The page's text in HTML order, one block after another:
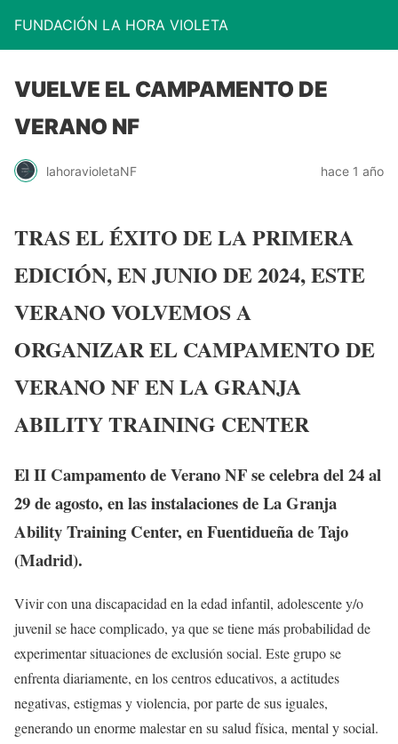
FUNDACIÓN LA HORA VIOLETA
VUELVE EL CAMPAMENTO DE
VERANO NF
lahoravioletaNF hace 1 año
TRAS EL ÉXITO DE LA PRIMERA
EDICIÓN, EN JUNIO DE 2024, ESTE
VERANO VOLVEMOS A
ORGANIZAR EL CAMPAMENTO DE
VERANO NF EN LA GRANJA
ABILITY TRAINING CENTER
El II Campamento de Verano NF se celebra del 24 al
29 de agosto, en las instalaciones de La Granja
Ability Training Center, en Fuentidueña de Tajo
(Madrid).
Vivir con una discapacidad en la edad infantil, adolescente y/o
juvenil se hace complicado, ya que se tiene más probabilidad de
experimentar situaciones de exclusión social. Este grupo se
enfrenta diariamente, en los centros educativos, a actitudes
negativas, estigmas y violencia, por parte de sus iguales,
generando un enorme malestar en su salud física, mental y social.